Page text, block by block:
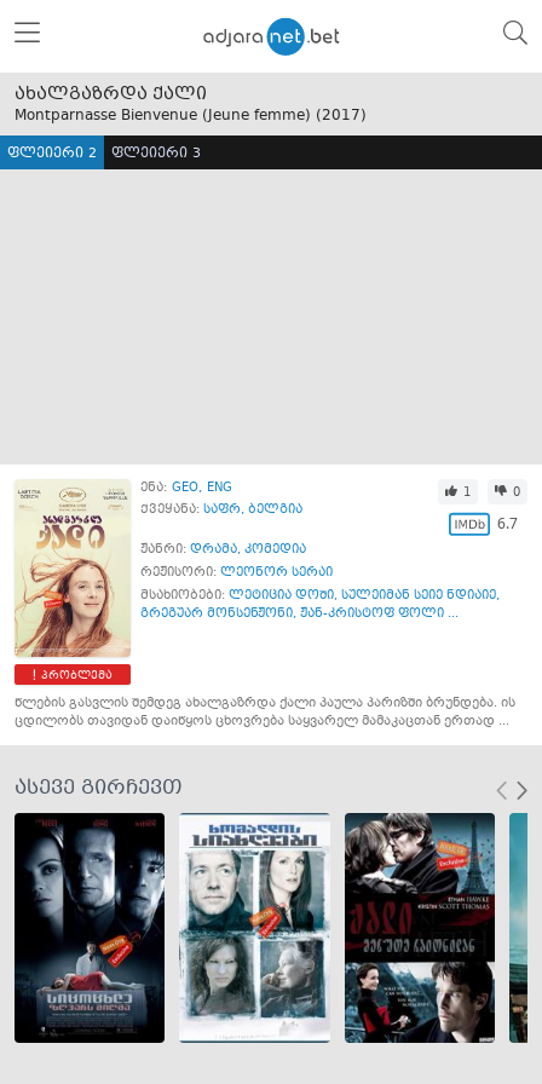
ახალგაზრდა ქალი
Montparnasse Bienvenue (Jeune femme) (2017)
ფლეიერი 2 ფლეიერი 3
პრობლემა
ენა: GEO ENG
ქვეყანა: საფრ, ბელგია
1 0
6.7
ჟანრი: დრამა, კომედია
რეჟისორი: ლეონორ სერაი
მსახიობები: ლეტიცია დოში, სულეიმან სეიე ნდიაიე,
გრეგუარ მონსენჟონი, ჟან-კრისტოფ ფოლი ...
წლების გასვლის შემდეგ ახალგაზრდა ქალი პაულა პარიზში ბრუნდება. ის
ცდილობს თავიდან დაიწყოს ცხოვრება საყვარელ მამაკაცთან ერთად ...
ასევე გირჩევთ